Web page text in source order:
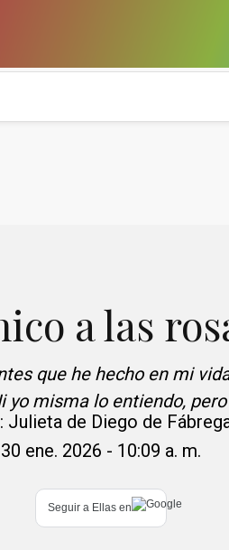
a las
que he hecho en mi
yo misma lo entiendo,
Julieta de Diego de
30 ene. 2026 - 10:09 a. m.
Seguir a Ellas en